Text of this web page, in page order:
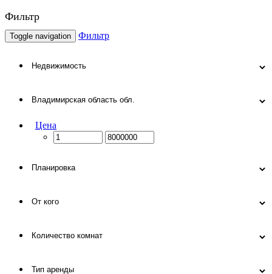
Фильтр
Toggle navigation Фильтр
Цена